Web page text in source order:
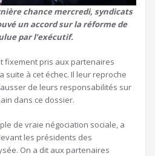
chance mercredi, syndicats
un accord sur la réforme de
par l’exécutif.
fixement pris aux partenaires
suite à cet échec. Il leur reproche
de leurs responsabilités sur
dans ce dossier.
de vraie négociation sociale, a
les présidents des
On a dit aux partenaires